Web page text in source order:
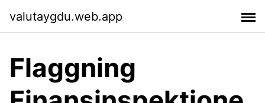
valutaygdu.web.app
Flaggning